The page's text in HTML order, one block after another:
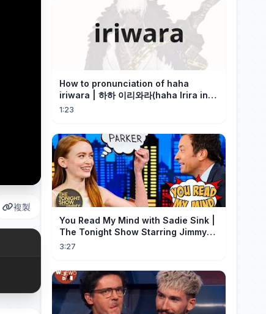
複製
How to pronunciation of haha
iriwara | 하하 이리와라(haha Irira in
Korean)
1:23
You Read My Mind with Sadie Sink |
The Tonight Show Starring Jimmy
Fallon
3:27